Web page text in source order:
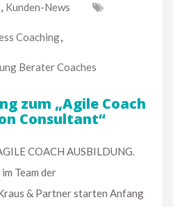
, Kunden-News
Coaching,
Berater Coaches
zum „Agile Coach
Consultant“
COACH AUSBILDUNG.
Team der
& Partner starten Anfang